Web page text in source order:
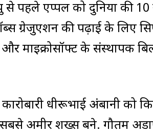
पहले एप्पल को दुनिया की
ग्रेजुएशन की पढ़ाई के लिए
माइक्रोसॉफ्ट के संस्थापक
धीरूभाई अंबानी को
अमीर शख्स बने. गौतम